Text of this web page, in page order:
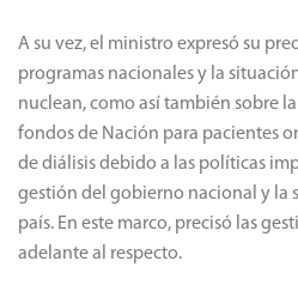
A su vez, el ministro expresó su
programas nacionales y la
nuclean, como así también sobre
fondos de Nación para pacientes
de diálisis debido a las políticas
gestión del gobierno nacional y la
país. En este marco, precisó las
adelante al respecto.